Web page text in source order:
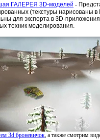
ГАЛЕРЕЯ 3D-моделей -
(текстуры нарисованы
для экспорта в 3D-
техник моделирования.
3d броневичок, а также смотрим